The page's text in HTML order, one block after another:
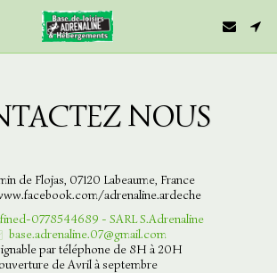
NOUS
de Flojas, 07120 Labeaume, France
adrenaline.ardeche
0778544689 - SARL S.Adrenaline
base.adrenaline.07@gmail.com
par téléphone de 8H à 20H
ouverture de Avril à septembre